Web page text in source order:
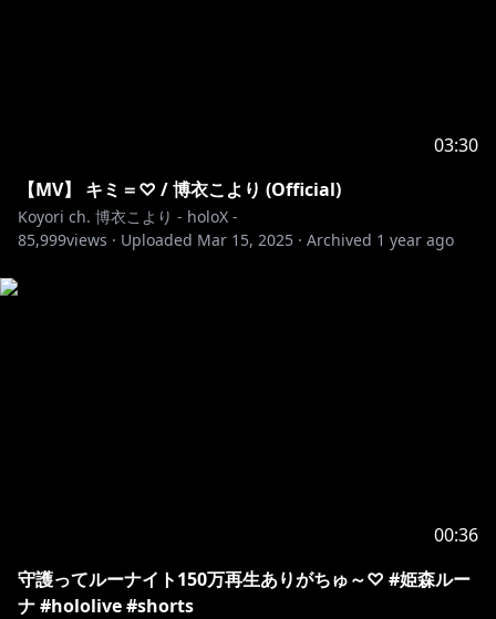
03:30
【MV】 キミ＝♡ / 博衣こより (Official)
Koyori ch. 博衣こより - holoX -
85,999views · Uploaded Mar 15, 2025 · Archived 1 year ago
00:36
守護ってルーナイト150万再生ありがちゅ～♡ #姫森ルー
ナ #hololive #shorts